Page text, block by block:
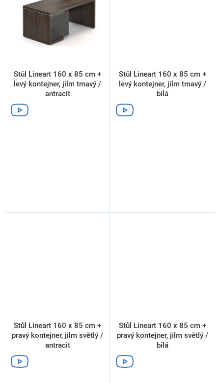
Stůl Lineart 160 x 85 cm +
levý kontejner, jilm tmavý /
antracit
Stůl Lineart 160 x 85 cm +
levý kontejner, jilm tmavý /
bílá
Stůl Lineart 160 x 85 cm +
pravý kontejner, jilm světlý /
antracit
Stůl Lineart 160 x 85 cm +
pravý kontejner, jilm světlý /
bílá